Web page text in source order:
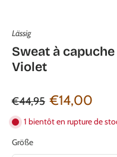
Lässig
Sweat à
Violet
€44,95 €14,00
1 bientôt en rupture de
Größe